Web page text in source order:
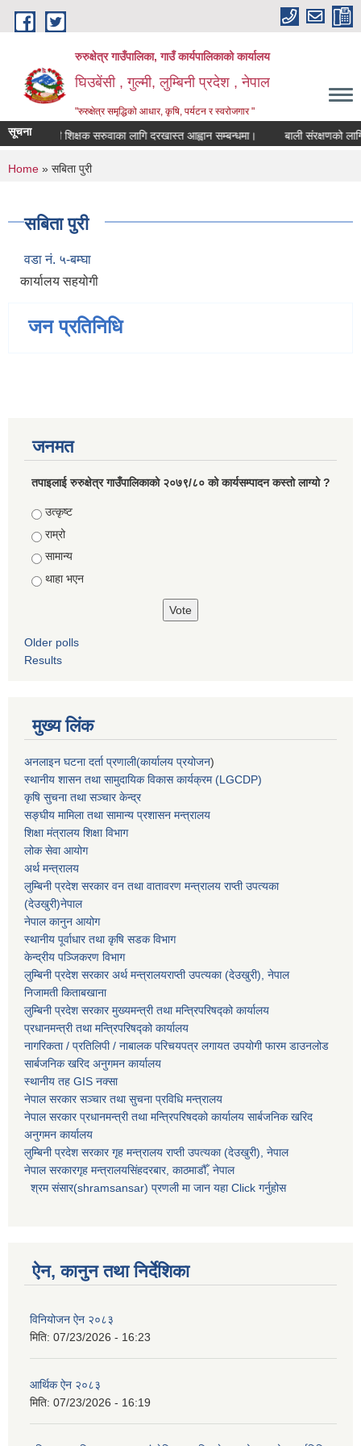
Skip to main content
रुरुक्षेत्र गाउँपालिका, गाउँ कार्यपालिकाको कार्यालय
घिउबेंसी , गुल्मी, लुम्बिनी प्रदेश , नेपाल
"रुरुक्षेत्र समृद्धिको आधार, कृषि, पर्यटन र स्वरोजगार "
सूचना
स्थायी शिक्षक सरुवाका लागि दरखास्त आह्वान सम्बन्धमा। बाली संरक्षणको लागि
You are here
Home » सबिता पुरी
सबिता पुरी
वडा नं. ५-बम्घा
कार्यालय सहयोगी
जन प्रतिनिधि
जनमत
तपाइलाई रुरुक्षेत्र गाउँपालिकाको २०७९/८० को कार्यसम्पादन कस्तो लाग्यो ?
Choices
उत्कृष्ट
राम्रो
सामान्य
थाहा भएन
Older polls
Results
मुख्य लिंक
अनलाइन घटना दर्ता प्रणाली(कार्यालय प्रयोजन)
स्थानीय शासन तथा सामुदायिक विकास कार्यक्रम (LGCDP)
कृषि सुचना तथा सञ्चार केन्द्र
सङ्घीय मामिला तथा सामान्य प्रशासन मन्त्रालय
शिक्षा मंत्रालय शिक्षा विभाग
लोक सेवा आयोग
अर्थ मन्त्रालय
लुम्बिनी प्रदेश सरकार वन तथा वातावरण मन्त्रालय राप्ती उपत्यका
(देउखुरी)नेपाल
नेपाल कानुन आयोग
स्थानीय पूर्वाधार तथा कृषि सडक विभाग
केन्द्रीय पञ्जिकरण विभाग
लुम्बिनी प्रदेश सरकार अर्थ मन्त्रालयराप्ती उपत्यका (देउखुरी), नेपाल
निजामती किताबखाना
लुम्बिनी प्रदेश सरकार मुख्यमन्त्री तथा मन्त्रिपरिषद्को कार्यालय
प्रधानमन्त्री तथा मन्त्रिपरिषद्को कार्यालय
नागरिकता / प्रतिलिपी / नाबालक परिचयपत्र लगायत उपयोगी फारम डाउनलोड
सार्बजनिक खरिद अनुगमन कार्यालय
स्थानीय तह GIS नक्सा
नेपाल सरकारसञ्चार तथा सुचना प्रविधि मन्त्रालय
नेपाल सरकार प्रधानमन्त्री तथा मन्त्रिपरिषदको कार्यालय सार्बजनिक खरिद
अनुगमन कार्यालय
लुम्बिनी प्रदेश सरकार गृह मन्त्रालय राप्ती उपत्यका (देउखुरी), नेपाल
नेपाल सरकारगृह मन्त्रालयसिंहदरबार, काठमाडौँ, नेपाल
श्रम संसार(shramsansar) प्रणली मा जान यहा Click गर्नुहोस
ऐन, कानुन तथा निर्देशिका
विनियोजन ऐन २०८३
मिति: 07/23/2026 - 16:23
आर्थिक ऐन २०८३
मिति: 07/23/2026 - 16:19